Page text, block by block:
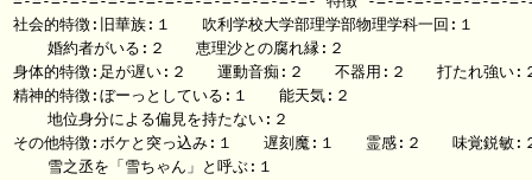
社会的特徴:旧華族:１　　吹利学校大学部理学部物理学科一回:１
婚約者がいる:２　　恵理沙との腐れ縁:２
身体的特徴:足が遅い:２　　運動音痴:２　　不器用:２　　打たれ強い:
精神的特徴:ぼーっとしている:１　　能天気:２
地位身分による偏見を持たない:２
その他特徴:ボケと突っ込み:１　　遅刻魔:１　　霊感:２　　味覚鋭敏:
雪之丞を「雪ちゃん」と呼ぶ:１